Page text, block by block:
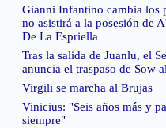
Gianni Infantino cambia los
no asistirá a la posesión de
De La Espriella
Tras la salida de Juanlu, el
anuncia el traspaso de Sow
Virgili se marcha al Brujas
Vinicius: "Seis años más y
siempre"